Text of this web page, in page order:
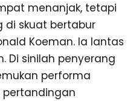
menanjak, tetapi
di skuat bertabur
Koeman. Ia lantas
Di sinilah penyerang
performa
pertandingan